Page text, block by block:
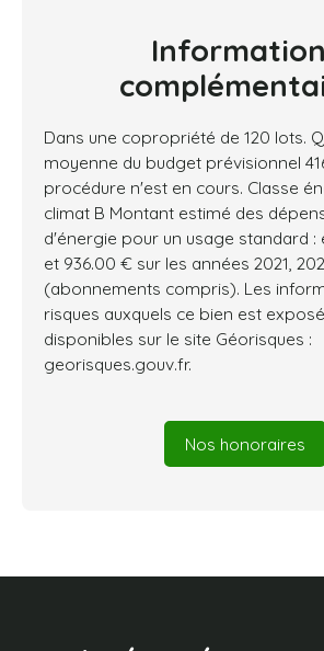
Dans une copropriété de 120 lots.
moyenne du budget prévisionnel
procédure n'est en cours. Classe
climat B Montant estimé des
d'énergie pour un usage standard :
et 936.00 € sur les années 2021,
(abonnements compris). Les
risques auxquels ce bien est
disponibles sur le site Géorisques :
georisques.gouv.fr.
Nos honoraires